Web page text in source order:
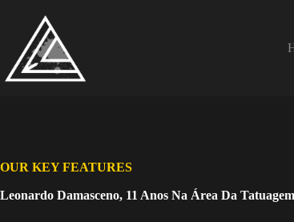
conteúdo
OUR KEY FEATURES
Leonardo Damasceno, 11 Anos Na Área Da Tatuagem